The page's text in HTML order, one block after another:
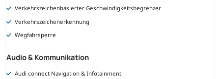
Verkehrszeichenbasierter Geschwindigkeitsbegrenzer
Verkehrszeichenerkennung
Wegfahrsperre
Audio & Kommunikation
Audi connect Navigation & Infotainment